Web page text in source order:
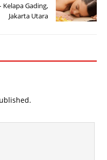
Gading,
Jakarta Utara